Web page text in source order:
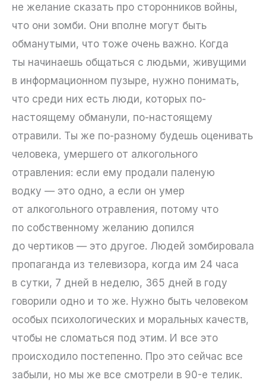
не желание сказать про сторонников войны,
что они зомби. Они вполне могут быть
обманутыми, что тоже очень важно. Когда
ты начинаешь общаться с людьми, живущими
в информационном пузыре, нужно понимать,
что среди них есть люди, которых по-
настоящему обманули, по-настоящему
отравили. Ты же по-разному будешь оценивать
человека, умершего от алкогольного
отравления: если ему продали паленую
водку — это одно, а если он умер
от алкогольного отравления, потому что
по собственному желанию допился
до чертиков — это другое. Людей зомбировала
пропаганда из телевизора, когда им 24 часа
в сутки, 7 дней в неделю, 365 дней в году
говорили одно и то же. Нужно быть человеком
особых психологических и моральных качеств,
чтобы не сломаться под этим. И все это
происходило постепенно. Про это сейчас все
забыли, но мы же все смотрели в 90-е телик.